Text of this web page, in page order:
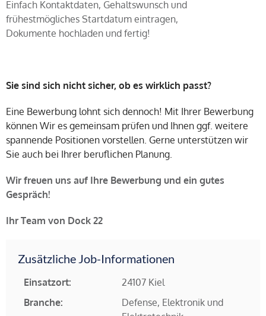
Einfach Kontaktdaten, Gehaltswunsch und
frühestmögliches Startdatum eintragen,
Dokumente hochladen und fertig!
Sie sind sich nicht sicher, ob es wirklich passt?
Eine Bewerbung lohnt sich dennoch! Mit Ihrer Bewerbung
können Wir es gemeinsam prüfen und Ihnen ggf. weitere
spannende Positionen vorstellen. Gerne unterstützen wir
Sie auch bei Ihrer beruflichen Planung.
Wir freuen uns auf Ihre Bewerbung und ein gutes
Gespräch!
Ihr Team von Dock 22
Zusätzliche Job-Informationen
Einsatzort:
24107 Kiel
Branche:
Defense, Elektronik und